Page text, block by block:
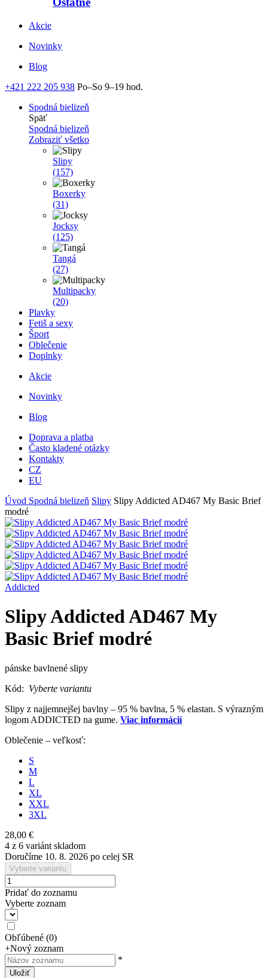
Akcie
Novinky
Blog
+421 222 205 938 Po–So 9–19 hod.
Spodná bielizeň
Späť
Spodná bielizeň
Zobraziť všetko
Slipy
(157)
Boxerky
(31)
Jocksy
(125)
Tangá
(27)
Multipacky
(20)
Plavky
Fetiš a sexy
Šport
Oblečenie
Doplnky
Akcie
Novinky
Blog
Doprava a platba
Často kladené otázky
Kontakty
CZ
EU
Úvod Spodná bielizeň Slipy Slipy Addicted AD467 My Basic Brief
modré
Addicted
Slipy Addicted AD467 My
Basic Brief modré
pánske bavlnené slipy
Kód: Vyberte variantu
Slipy z najjemnejšej bavlny – 95 % bavlna, 5 % elastan. S výrazným
logom ADDICTED na gume. Viac informácií
Oblečenie – veľkosť:
S
M
L
XL
XXL
3XL
28,00 €
4 z 6 variánt skladom
Doručíme 10. 8. 2026 po celej SR
Vyberte variantu
Pridať do zoznamu
Vyberte zoznam
Obľúbené (0)
+Nový zoznam
*
Uložiť